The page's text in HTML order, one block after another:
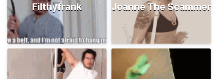
Filthyfrank Joanne The Scammer